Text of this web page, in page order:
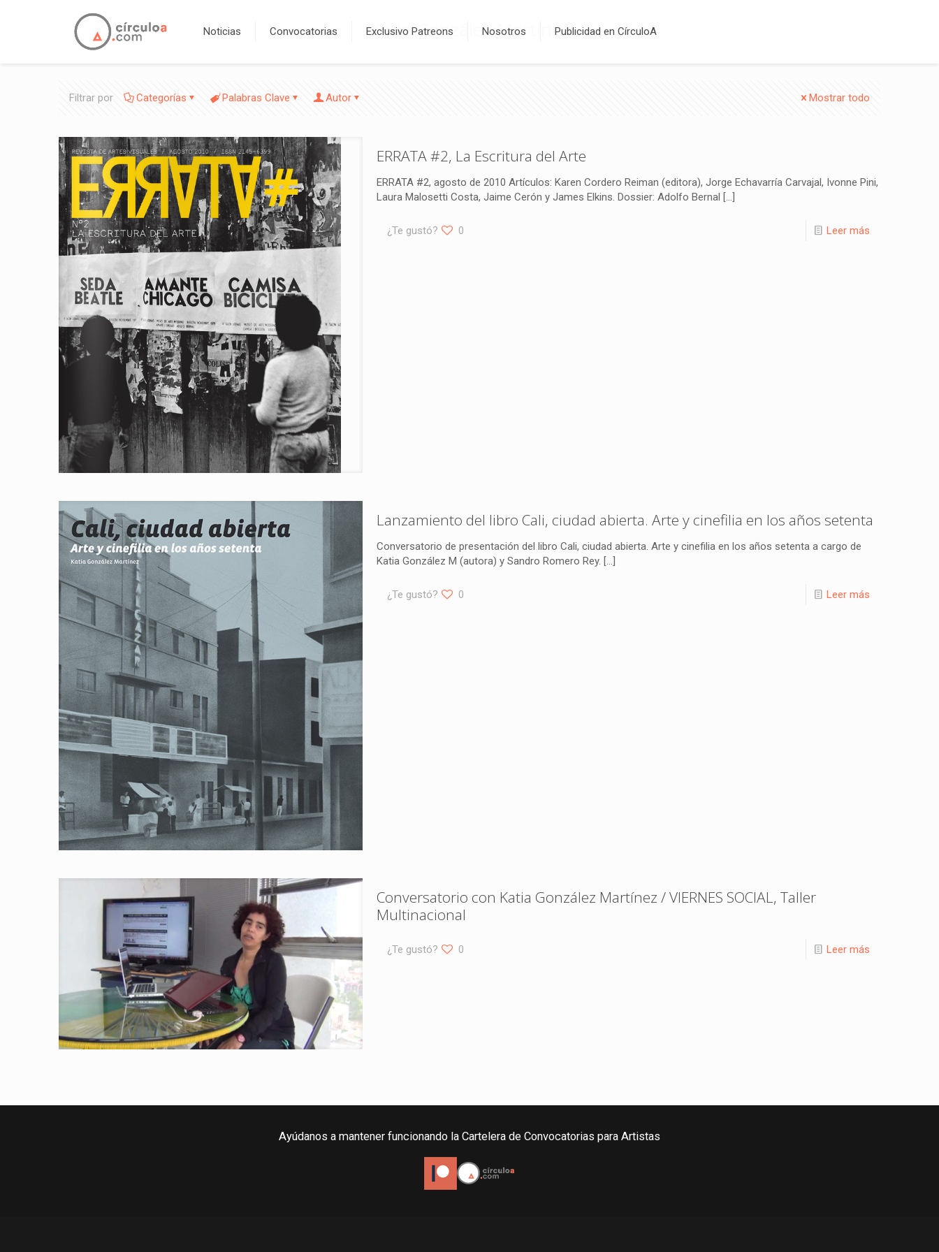
Noticias Convocatorias Exclusivo Patreons Nosotros Publicidad en CírculoA
Katia González Martínez
Filtrar por Categorías Palabras Clave Autor Mostrar todo
ERRATA #2, La Escritura del Arte
ERRATA #2, agosto de 2010 Artículos: Karen Cordero Reiman (editora), Jorge Echavarría Carvajal, Ivonne Pini,
Laura Malosetti Costa, Jaime Cerón y James Elkins. Dossier: Adolfo Bernal […]
¿Te gustó? 0 Leer más
Lanzamiento del libro Cali, ciudad abierta. Arte y cinefilia en los años setenta
Conversatorio de presentación del libro Cali, ciudad abierta. Arte y cinefilia en los años setenta a cargo de
Katia González M (autora) y Sandro Romero Rey. […]
¿Te gustó? 0 Leer más
Conversatorio con Katia González Martínez / VIERNES SOCIAL, Taller
Multinacional
¿Te gustó? 0 Leer más
Ayúdanos a mantener funcionando la Cartelera de Convocatorias para Artistas